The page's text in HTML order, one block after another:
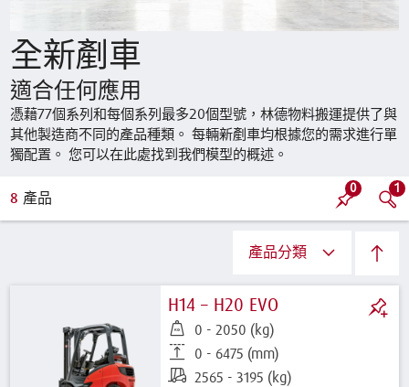
全新剷車
適合任何應用
憑藉77個系列和每個系列最多20個型號，林德物料搬運提供了與
其他製造商不同的產品種類。 每輛新剷車均根據您的需求進行單
獨配置。 您可以在此處找到我們模型的概述。
8 產品
0 1
產品分類
H14 – H20 EVO
0 - 2050 (kg)
0 - 6475 (mm)
2565 - 3195 (kg)